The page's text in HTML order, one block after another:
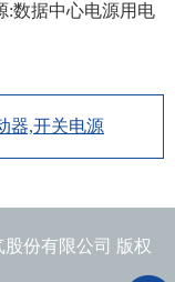
:数据中心电源用电
器,开关电源
份有限公司 版权